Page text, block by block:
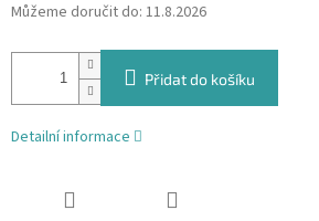
Můžeme doručit do: 11.8.2026
Přidat do košíku
Detailní informace